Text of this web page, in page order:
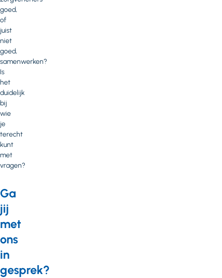
goed,
of
juist
niet
goed,
samenwerken?
Is
het
duidelijk
bij
wie
je
terecht
kunt
met
vragen?
Ga
jij
met
ons
in
gesprek?